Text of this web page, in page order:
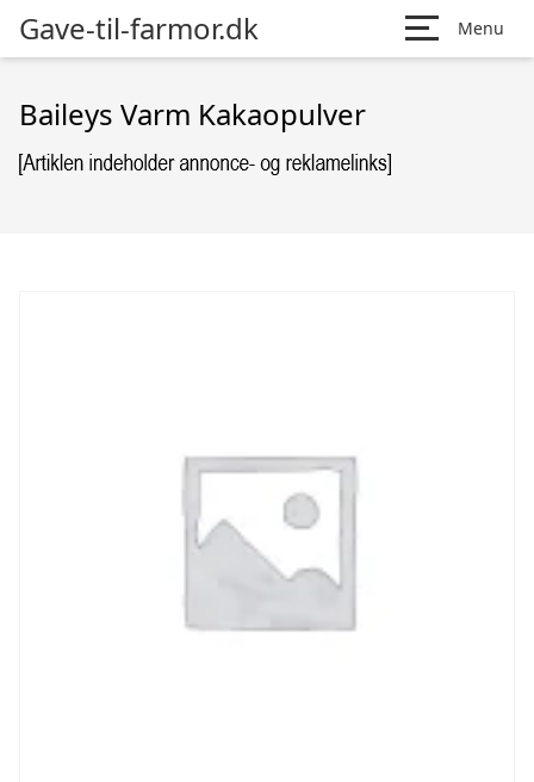
Gave-til-farmor.dk Menu
Baileys Varm Kakaopulver